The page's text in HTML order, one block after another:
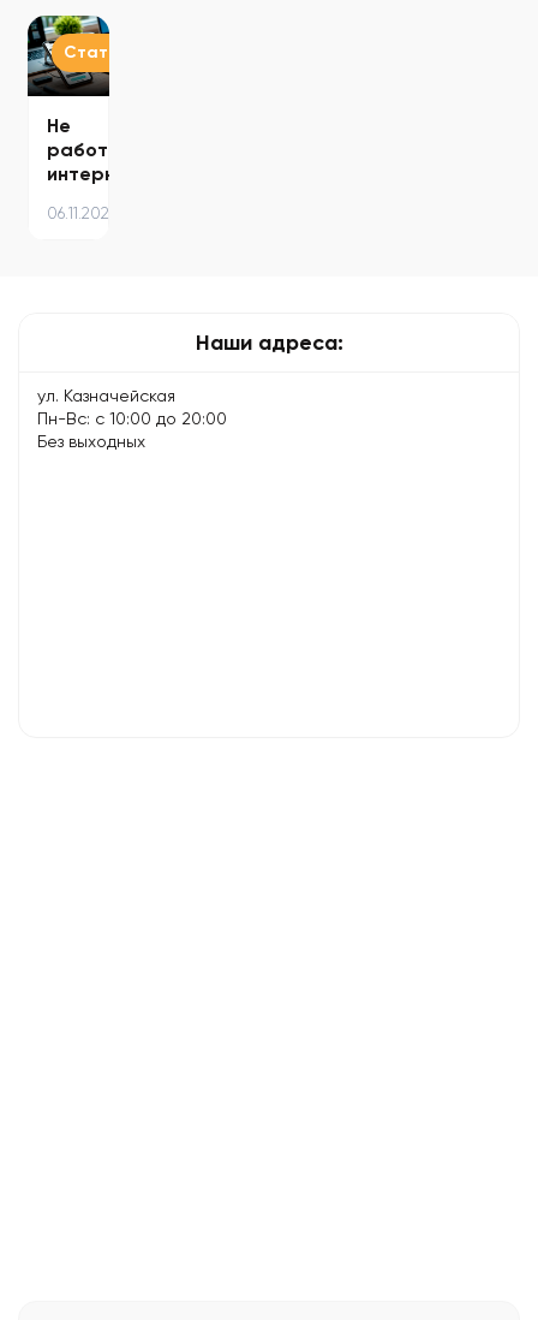
советы
экспертов
Статьи
Не
работает
интернет
iPhone
06.11.2024
Наши адреса:
ул. Казначейская
Пн-Вс: с 10:00 до 20:00
Без выходных